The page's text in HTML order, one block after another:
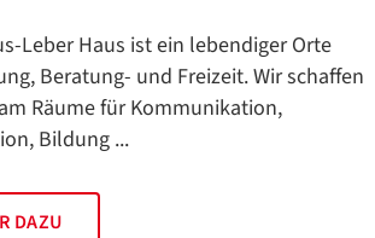
Leber Haus ist ein lebendiger Orte
Beratung- und Freizeit. Wir schaffen
Räume für Kommunikation,
Bildung ...
DAZU